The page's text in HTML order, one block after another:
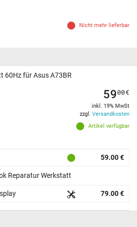
Nicht mehr lieferbar
60Hz für Asus A73BR
Artikel verfügbar
5900€
inkl. 19% MwSt
zzgl. Versandkosten
59.00 €
Reparatur Werkstatt
79.00 €